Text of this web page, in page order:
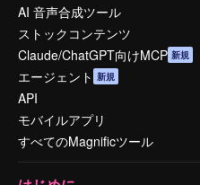
AI 音声合成ツール
ストックコンテンツ
Claude/ChatGPT向けMCP 新規
エージェント 新規
API
モバイルアプリ
すべてのMagnificツール